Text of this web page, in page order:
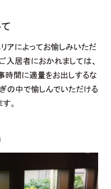
アによってお愉しみいただ
入居者におかれましては、
時間に適量をお出しするな
の中で愉しんでいただける
。